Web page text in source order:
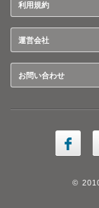
利用規約
運営会社
お問い合わせ
©